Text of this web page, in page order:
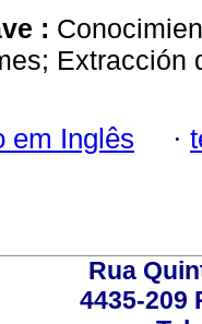
:
Extracción
em Inglês ·
Rua
4435-209